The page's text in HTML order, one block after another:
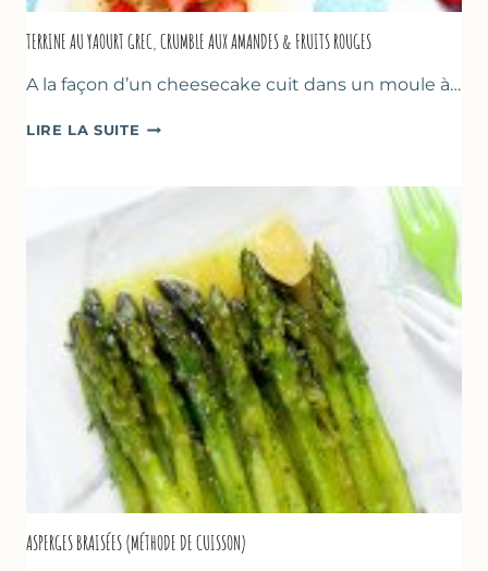
TERRINE AU YAOURT GREC, CRUMBLE AUX AMANDES & FRUITS ROUGES
A la façon d’un cheesecake cuit dans un moule à…
LIRE LA SUITE TERRINE
GREC,
AMANDES
&
FRUITS
ROUGES
ASPERGES BRAISÉES (MÉTHODE DE CUISSON)